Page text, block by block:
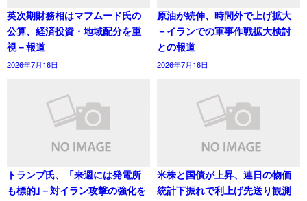
英次期財務相はマフムード氏の
公算、経済投資・地域配分を重
視－報道
2026年7月16日
原油が続伸、時間外で上げ拡大
－イランでの軍事作戦拡大検討
との報道
2026年7月16日
トランプ氏、「来週には発電所
も標的｣－対イラン攻撃の強化を
米株と国債が上昇、連日の物価
統計下振れで利上げ先送り観測